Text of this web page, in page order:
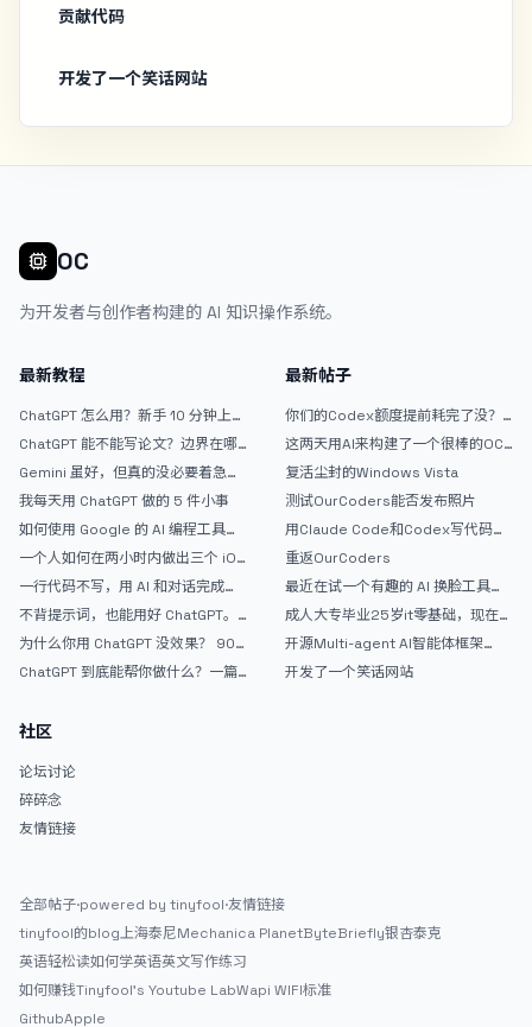
贡献代码
开发了一个笑话网站
OC
为开发者与创作者构建的 AI 知识操作系统。
最新教程
ChatGPT 怎么用？新手 10 分钟上手
ChatGPT 能不能写论文？边界在哪
Gemini 虽好，但真的没必要着急放
弃 ChatGPT
我每天用 ChatGPT 做的 5 件小事
如何使用 Google 的 AI 编程工具
AntiGravity：独立开发者的新时代
武器
一个人如何在两小时内做出三个 iOS
APP？｜AntiGravity + Gemini 3 实
战完整记录
一行代码不写，用 AI 和对话完成一
个完整网站：《图书天堂》实战记录
不背提示词，也能用好 ChatGPT。
一个万能提问模板
为什么你用 ChatGPT 没效果？ 90%
的人第一步就问错了
ChatGPT 到底能帮你做什么？一篇
最新帖子
你们的Codex额度提前耗完了没？
戒断反应如何？
这两天用AI来构建了一个很棒的OC
论坛精华区
复活尘封的Windows Vista
测试OurCoders能否发布照片
用Claude Code和Codex写代码真
的爽，但是App怎么挣钱还是很难啊
重返OurCoders
最近在试一个有趣的 AI 换脸工具，
效果挺不错
成人大专毕业25岁it零基础，现在想
考软件设计师，有什么好的建议吗，
谢谢！
开源Multi-agent AI智能体框架
aevatar.ai，欢迎大家贡献代码
开发了一个笑话网站
社区
论坛讨论
碎碎念
友情链接
全部帖子·powered by tinyfool·友情链接
tinyfool的blog上海泰尼Mechanica PlanetByteBriefly银杏泰克
英语轻松读如何学英语英文写作练习
如何赚钱Tinyfool's Youtube LabWapi WIFI标准
GithubApple